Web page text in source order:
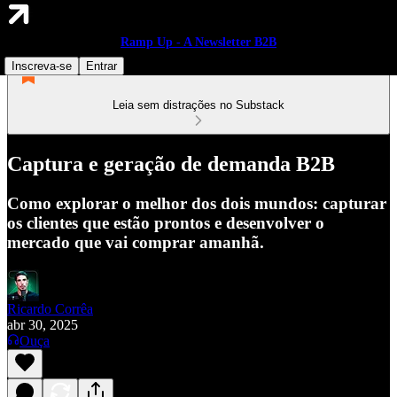
Ramp Up - A Newsletter B2B
Inscreva-se
Entrar
Leia sem distrações no Substack
Captura e geração de demanda B2B
Como explorar o melhor dos dois mundos: capturar
os clientes que estão prontos e desenvolver o
mercado que vai comprar amanhã.
Ricardo Corrêa
abr 30, 2025
Ouça